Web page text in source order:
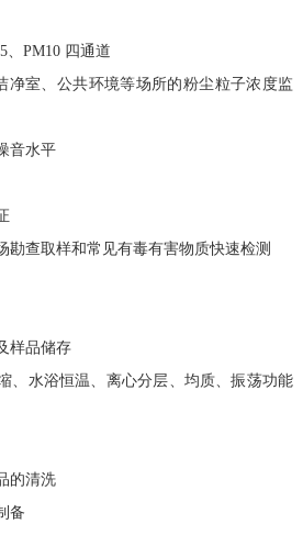
、PM10 四通道
净室、公共环境等场所的粉尘粒子浓度监
音水平
查取样和常见有毒有害物质快速检测
样品储存
、水浴恒温、离心分层、均质、振荡功能
的清洗
备